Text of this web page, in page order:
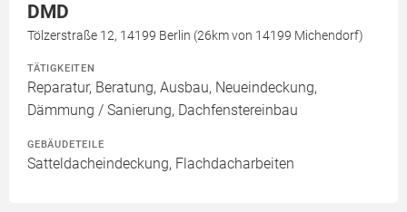
DMD
Tölzerstraße 12, 14199 Berlin (26km von 14199 Michendorf)
TÄTIGKEITEN
Reparatur, Beratung, Ausbau, Neueindeckung,
Dämmung / Sanierung, Dachfenstereinbau
GEBÄUDETEILE
Satteldacheindeckung, Flachdacharbeiten